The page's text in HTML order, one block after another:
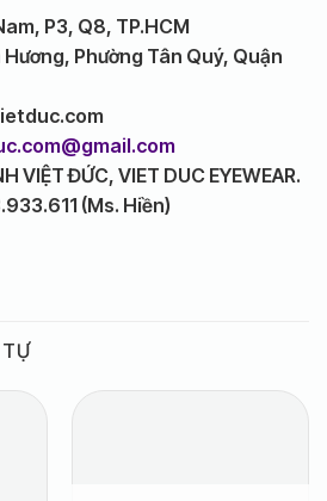
P3, Q8, TP.HCM
Phường Tân Quý, Quận
VIỆT ĐỨC, VIET DUC EYEWEAR.
(Ms. Hiền)